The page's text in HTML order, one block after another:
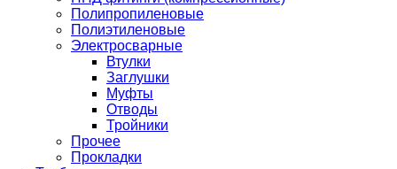
Полипропиленовые
Полиэтиленовые
Электросварные
Втулки
Заглушки
Муфты
Отводы
Тройники
Прочее
Прокладки